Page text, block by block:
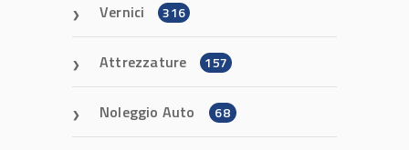
Vernici 316
Attrezzature 157
Noleggio Auto 68